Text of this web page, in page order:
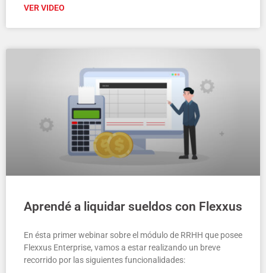
VER VIDEO
Aprendé a liquidar sueldos con Flexxus
En ésta primer webinar sobre el módulo de RRHH que posee
Flexxus Enterprise, vamos a estar realizando un breve
recorrido por las siguientes funcionalidades: